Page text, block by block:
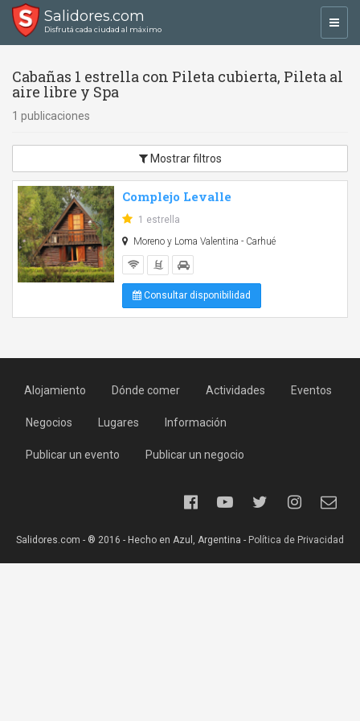
Salidores.com
Disfrutá cada ciudad al máximo
Cabañas 1 estrella con Pileta cubierta, Pileta al
aire libre y Spa
1 publicaciones
Mostrar filtros
Complejo Levalle
1 estrella
Moreno y Loma Valentina - Carhué
Consultar disponibilidad
Alojamiento Dónde comer Actividades Eventos
Negocios Lugares Información
Publicar un evento Publicar un negocio
Salidores.com - ® 2016 - Hecho en Azul, Argentina - Política de Privacidad